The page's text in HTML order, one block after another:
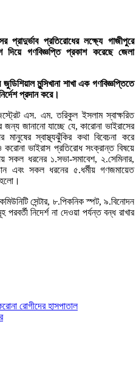
প্রাদুর্ভাব প্রতিরোধের লক্ষ্যে গাজীপুরে
দিয়ে গণবিজ্ঞপ্তি প্রকাশ করেছে জেলা
মুন্সিখানা শাখা এক গণবিজ্ঞপ্তিতে
প্রদান করে।
এস. এম. তরিকুল ইসলাম স্বাক্ষরিত
জানানো যাচ্ছে যে, কারোনা ভাইরাসের
মানুষের স্বাস্থ্যঝুঁকির কথা বিবেচনা করে
করোনা ভাইরাস প্রতিরোধ সংক্রান্ত বিষয়ে
সকল ধরনের ১.সভা-সমাবেশ, ২.সেমিনার,
এবং সকল ধরনের ৫.ধর্মীয় গণজমায়েত
সেন্টার, ৮.পিকনিক স্পট, ৯.বিনোদন
নিদের্শ না দেওয়া পর্যন্ত বন্ধ রাখার
রোগীদের হাসপাতাল